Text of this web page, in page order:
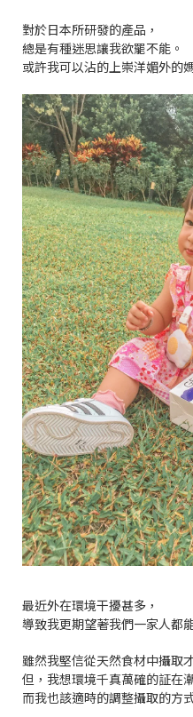
對於日本所研發的產品，
總是有種迷思讓我欲罷不能。
或許我可以沾的上崇洋媚外的
最近外在環境干擾甚多，
導致我更期望著我們一家人都
雖然我堅信從天然食材中攝取
但，我想環境千真萬確的証在
而我也該適時的調整攝取的方